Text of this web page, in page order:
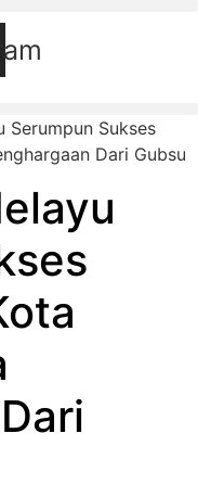
Serumpun Sukses
Dari Gubsu